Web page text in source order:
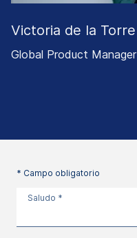
Victoria de la Torre
Global Product Manager
* Campo obligatorio
Saludo *